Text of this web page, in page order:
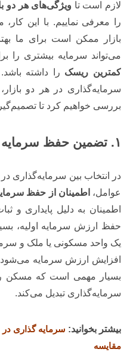
لازم است تا ویژگی‌های هر دو
را معرفی نماییم. با این
بازار ممکن است برای ما
می‌تواند سرمایه بیشتری را
کمترین ریسک را داشته
سرمایه‌گذاری در هر دو
بررسی خواهیم کرد تا
۱. تضمین حفظ سرمایه اولیه
در انتخاب بین سرمایه‌گذاری
عوامل، اطمینان از حفظ
اطمینان به دلیل پایداری و
حفظ ارزش سرمایه اولیه،
یک واحد مسکونی یا ملک و
افزایش ارزش سرمایه
بسیار مهمی است که مسکن
سرمایه‌گذاری تبدیل می‌کند.
بیشتر بخوانید: سرمایه گذاری
مقایسه